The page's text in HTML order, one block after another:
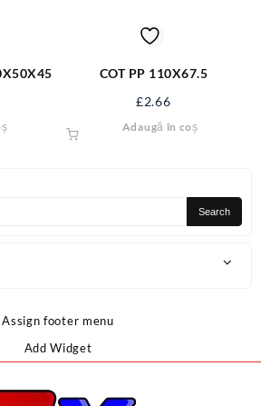
COT PP 110X67.5
£2.66
Adaugă în coș
Assign footer menu
Add Widget